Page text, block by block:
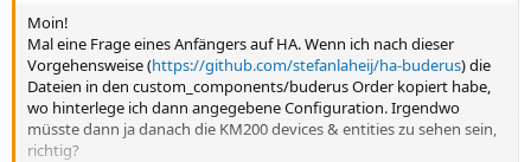
Moin!
Mal eine Frage eines Anfängers auf HA. Wenn ich nach dieser
Vorgehensweise (https://github.com/stefanlaheij/ha-buderus) die
Dateien in den custom_components/buderus Order kopiert habe,
wo hinterlege ich dann angegebene Configuration. Irgendwo
müsste dann ja danach die KM200 devices & entities zu sehen sein,
richtig?